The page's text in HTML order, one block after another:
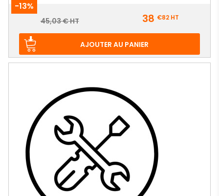
-13%
Prix
Prix
45,03 € HT 38 €82HT
AJOUTER AU PANIER